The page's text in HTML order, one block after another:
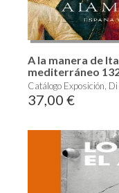
A la manera de
mediterráneo
Catálogo Exposición,
37,00 €